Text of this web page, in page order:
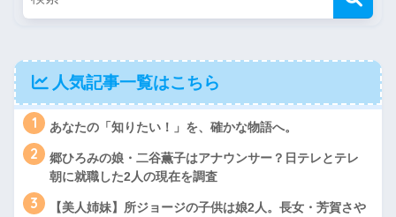
人気記事一覧はこちら
1 あなたの「知りたい！」を、確かな物語へ。
2
郷ひろみの娘・二谷薫子はアナウンサー？日テレとテレ
朝に就職した2人の現在を調査
3
【美人姉妹】所ジョージの子供は娘2人。長女・芳賀さや